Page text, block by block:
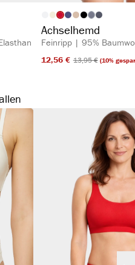
Artikelfarbe(Diese Option
Achselhemd
Feinripp | 95%
12,56 €​ 13,95 €​(10%